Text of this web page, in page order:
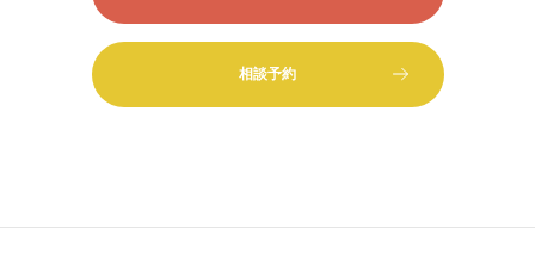
相談予約